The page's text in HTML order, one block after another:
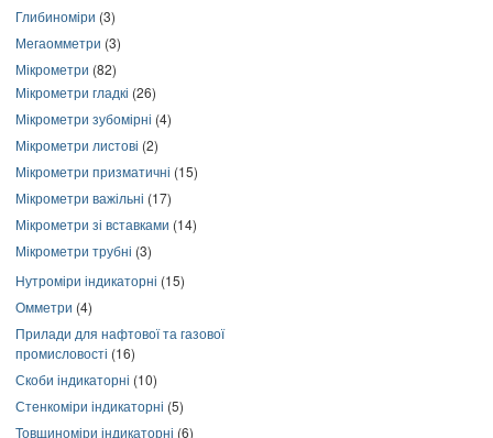
Глибиноміри (3)
Мегаомметри (3)
Мікрометри (82)
Мікрометри гладкі (26)
Мікрометри зубомірні (4)
Мікрометри листові (2)
Мікрометри призматичні (15)
Мікрометри важільні (17)
Мікрометри зі вставками (14)
Мікрометри трубні (3)
Нутроміри індикаторні (15)
Омметри (4)
Прилади для нафтової та газової
промисловості (16)
Скоби індикаторні (10)
Стенкоміри індикаторні (5)
Товщиноміри індикаторні (6)